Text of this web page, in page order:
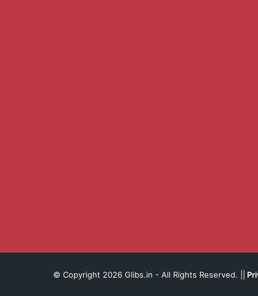
© Copyright 2026 Glibs.in - All Rights Reserved. ||